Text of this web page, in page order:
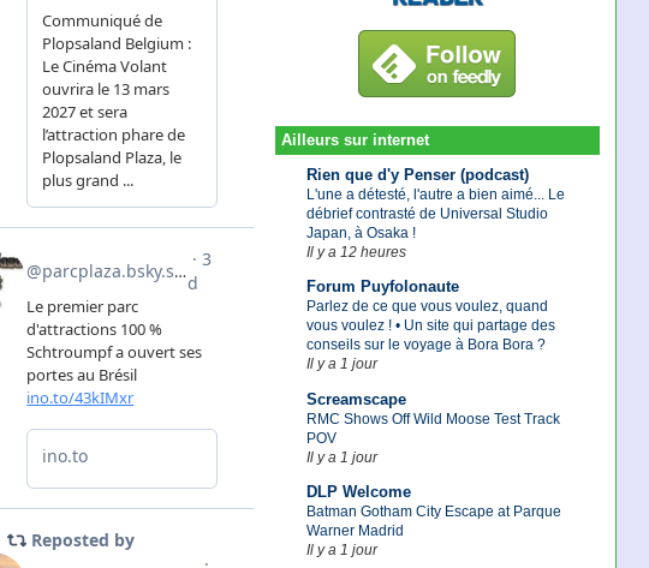
Ailleurs sur internet
Rien que d'y Penser (podcast)
L'une a détesté, l'autre a bien aimé... Le
débrief contrasté de Universal Studio
Japan, à Osaka !
Il y a 12 heures
Forum Puyfolonaute
Parlez de ce que vous voulez, quand
vous voulez ! • Un site qui partage des
conseils sur le voyage à Bora Bora ?
Il y a 1 jour
Screamscape
RMC Shows Off Wild Moose Test Track
POV
Il y a 1 jour
DLP Welcome
Batman Gotham City Escape at Parque
Warner Madrid
Il y a 1 jour